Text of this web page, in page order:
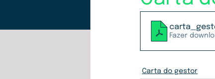
Fazer
Carta do gestor